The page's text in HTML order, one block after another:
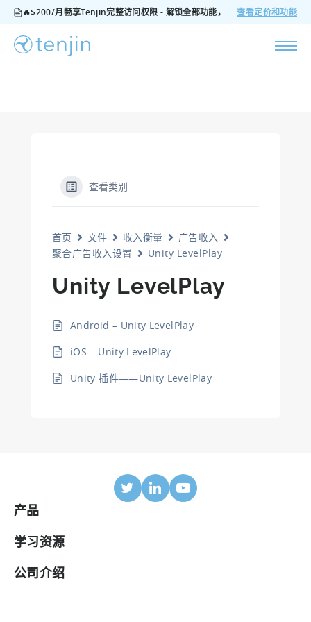
🔥$200/月畅享Tenjin完整访问权限 - 解锁全部功能，无隐藏费用，随时可取消 查看定价和功能
查看类别
首页 文件 收入衡量
广告收入
聚合广告收入设置
Unity LevelPlay
Unity LevelPlay
Android – Unity LevelPlay
iOS – Unity LevelPlay
Unity 插件——Unity LevelPlay
产品
移动归因
合作伙伴
学习资源
博客
公司介绍